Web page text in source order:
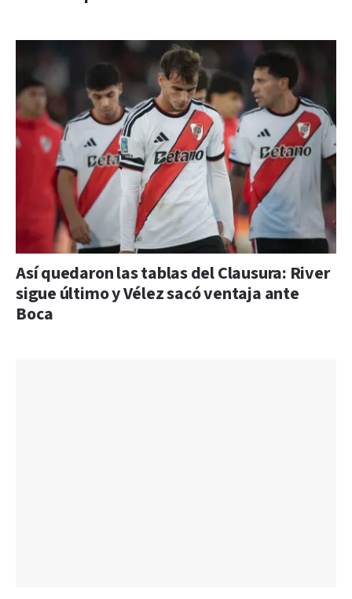
Así quedaron las tablas del Clausura: River
sigue último y Vélez sacó ventaja ante
Boca